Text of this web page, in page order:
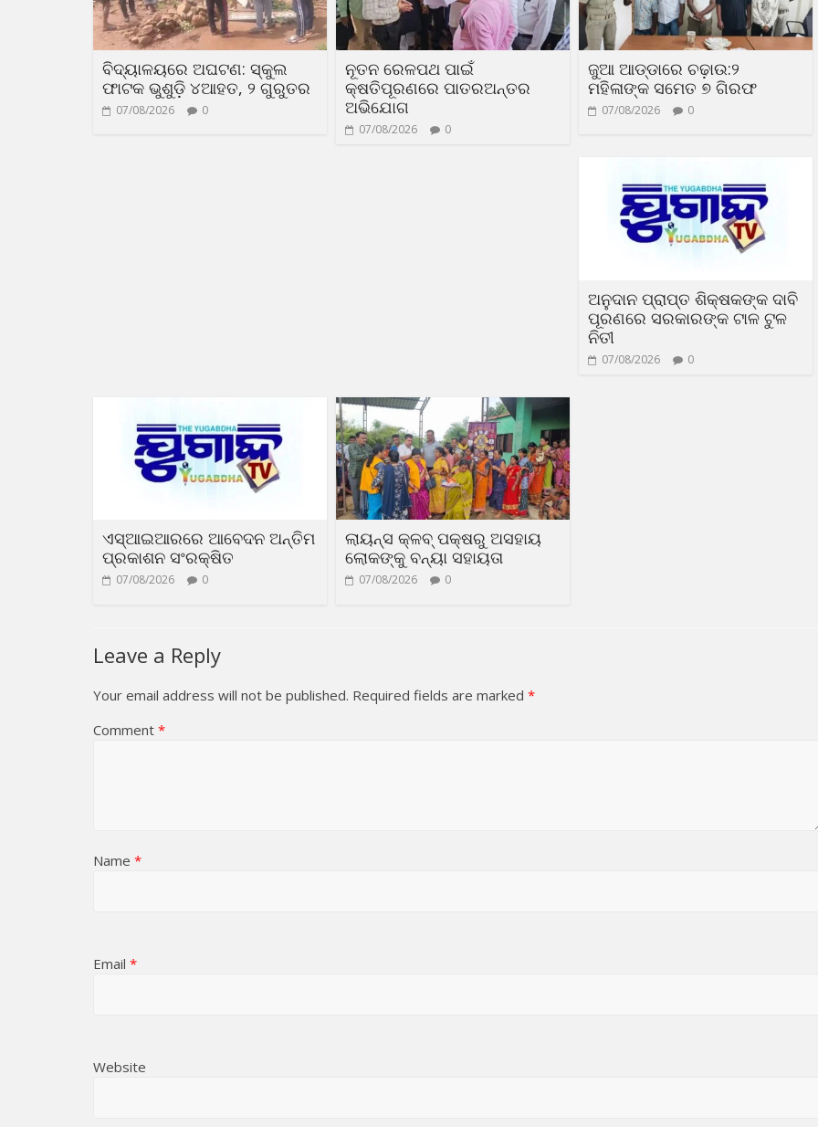
ବିଦ୍ୟାଳୟରେ ଅଘଟଣ: ସ୍କୁଲ
ଫାଟକ ଭୁଶୁଡ଼ି ୪ଆହତ, ୨ ଗୁରୁତର
07/08/2026 0
ନୂତନ ରେଳପଥ ପାଇଁ
କ୍ଷତିପୂରଣରେ ପାତରଅନ୍ତର
ଅଭିଯୋଗ
07/08/2026 0
ଜୁଆ ଆଡ୍ଡାରେ ଚଢ଼ାଉ:୨
ମହିଳାଙ୍କ ସମେତ ୭ ଗିରଫ
07/08/2026 0
ଅନୁଦାନ ପ୍ରାପ୍ତ ଶିକ୍ଷକଙ୍କ ଦାବି
ପୂରଣରେ ସରକାରଙ୍କ ଟାଳ ଟୁଳ
ନିତୀ
07/08/2026 0
ଏସ୍‌ଆଇଆରରେ ଆବେଦନ ଅନ୍ତିମ
ପ୍ରକାଶନ ସଂରକ୍ଷିତ
07/08/2026 0
ଲାୟନ୍ସ କ୍ଳବ୍ ପକ୍ଷରୁ ଅସହାୟ
ଲୋକଙ୍କୁ ବନ୍ୟା ସହାୟତା
07/08/2026 0
Leave a Reply
Your email address will not be published. Required fields are marked *
Comment *
Name *
Email *
Website